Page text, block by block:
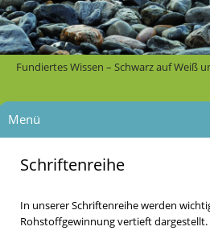
Fundiertes Wissen – Schwarz auf Weiß
Menü
Schriftenreihe
In unserer Schriftenreihe werden
Rohstoffgewinnung vertieft dargestellt.